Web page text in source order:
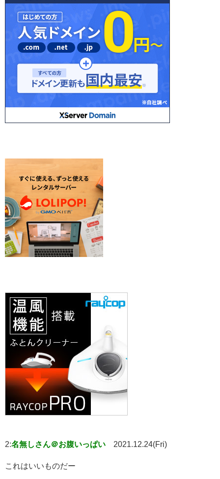
2:名無しさん＠お腹いっぱい 2021.12.24(Fri)
これはいいものだー